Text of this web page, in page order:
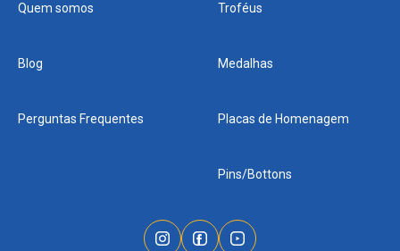
Quem somos
Blog
Perguntas Frequentes
Troféus
Medalhas
Placas de Homenagem
Pins/Bottons